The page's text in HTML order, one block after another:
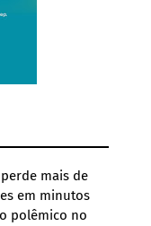
mais de
em minutos
polêmico no